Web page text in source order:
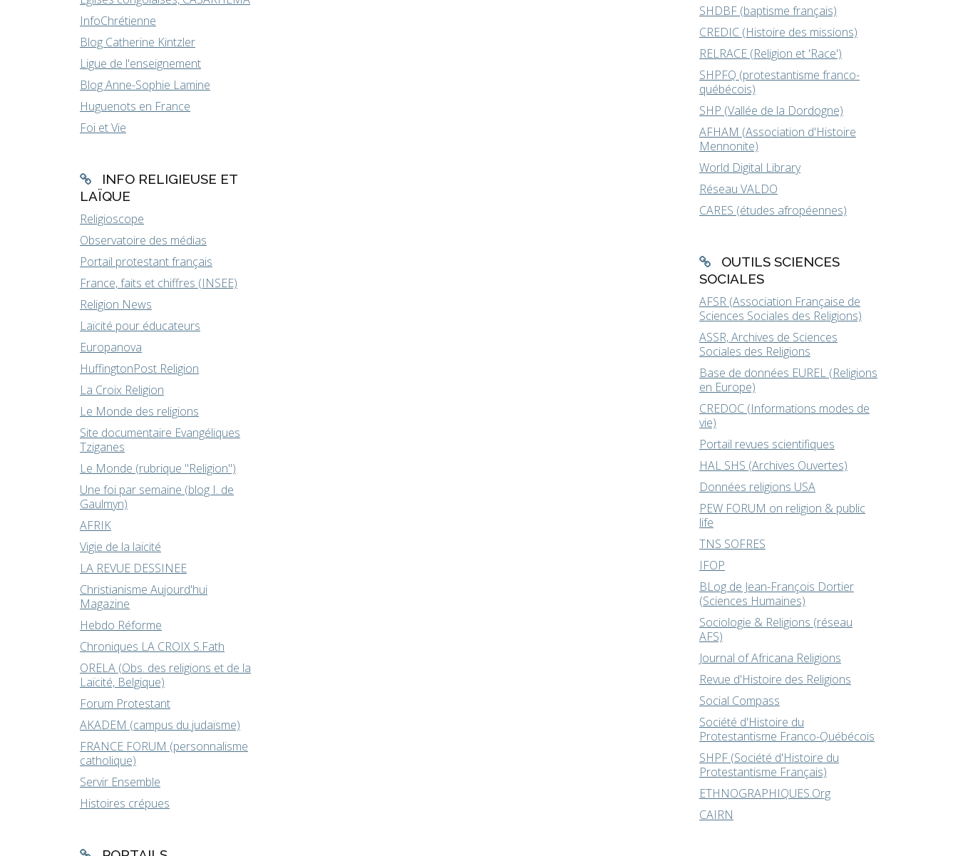
InfoChrétienne
Blog Catherine Kintzler
Ligue de l'enseignement
Blog Anne-Sophie Lamine
Huguenots en France
Foi et Vie
INFO RELIGIEUSE ET
LAÏQUE
Religioscope
Observatoire des médias
Portail protestant français
France, faits et chiffres (INSEE)
Religion News
Laïcité pour éducateurs
Europanova
HuffingtonPost Religion
La Croix Religion
Le Monde des religions
Site documentaire Evangéliques
Tziganes
Le Monde (rubrique "Religion")
Une foi par semaine (blog I. de
Gaulmyn)
AFRIK
Vigie de la laïcité
LA REVUE DESSINEE
Christianisme Aujourd'hui
Magazine
Hebdo Réforme
Chroniques LA CROIX S.Fath
ORELA (Obs. des religions et de la
Laïcité, Belgique)
Forum Protestant
AKADEM (campus du judaïsme)
FRANCE FORUM (personnalisme
catholique)
Servir Ensemble
Histoires crépues
SHDBF (baptisme français)
CREDIC (Histoire des missions)
RELRACE (Religion et 'Race')
SHPFQ (protestantisme franco-
québécois)
SHP (Vallée de la Dordogne)
AFHAM (Association d'Histoire
Mennonite)
World Digital Library
Réseau VALDO
CARES (études afropéennes)
OUTILS SCIENCES
SOCIALES
AFSR (Association Française de
Sciences Sociales des Religions)
ASSR, Archives de Sciences
Sociales des Religions
Base de données EUREL (Religions
en Europe)
CREDOC (Informations modes de
vie)
Portail revues scientifiques
HAL SHS (Archives Ouvertes)
Données religions USA
PEW FORUM on religion & public
life
TNS SOFRES
IFOP
BLog de Jean-François Dortier
(Sciences Humaines)
Sociologie & Religions (réseau
AFS)
Journal of Africana Religions
Revue d'Histoire des Religions
Social Compass
Société d'Histoire du
Protestantisme Franco-Québécois
SHPF (Société d'Histoire du
Protestantisme Français)
ETHNOGRAPHIQUES.Org
CAIRN